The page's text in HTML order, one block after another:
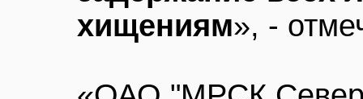
хищениям», -